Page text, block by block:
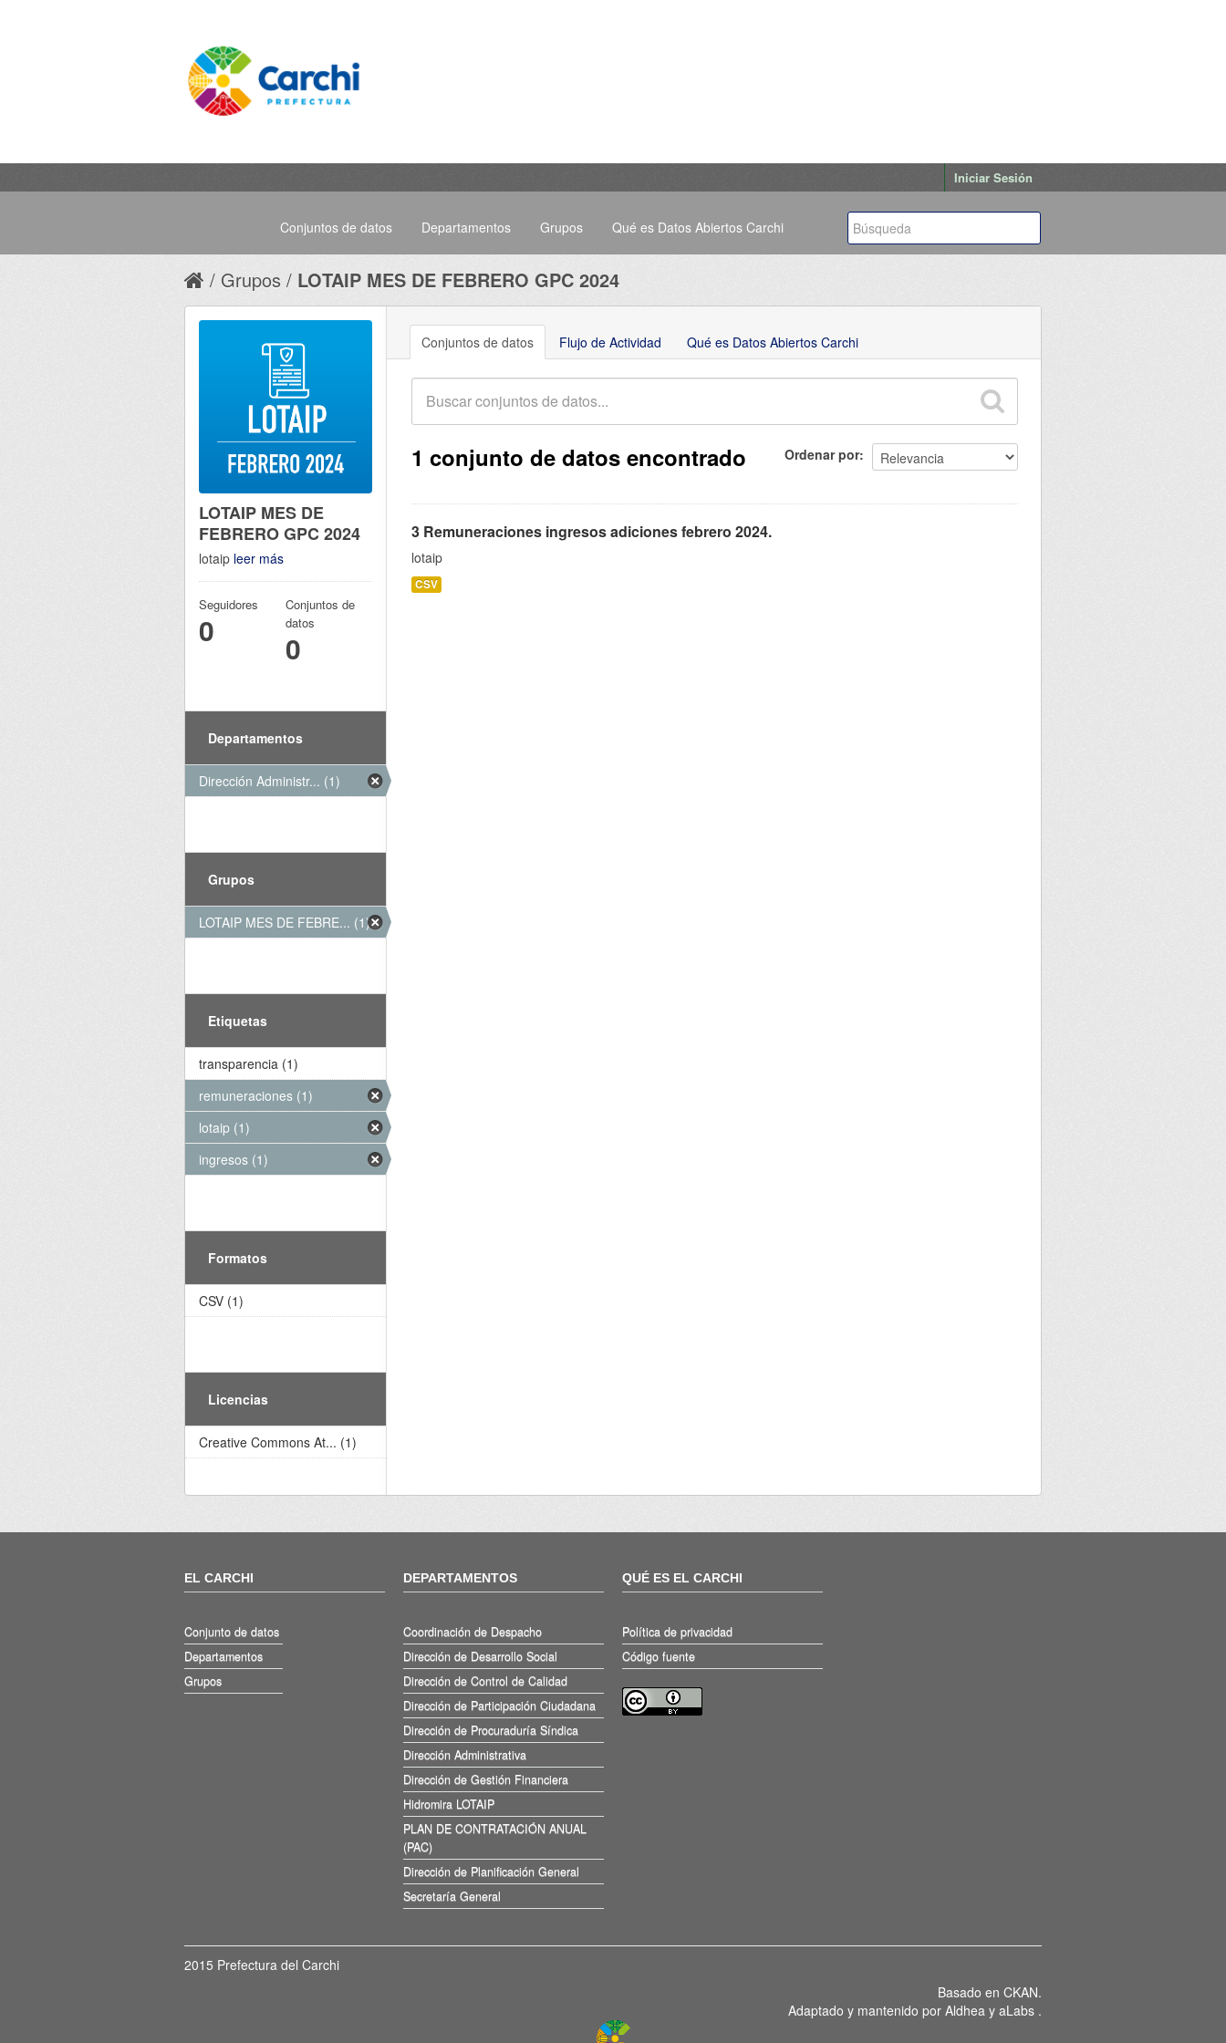
Iniciar Sesión
Conjuntos de datos Departamentos Grupos Qué es Datos Abiertos Carchi
Grupos LOTAIP MES DE FEBRERO GPC 2024
Conjuntos de datos Flujo de Actividad Qué es Datos Abiertos Carchi
Ordenar por
1 conjunto de datos encontrado
3 Remuneraciones ingresos adiciones febrero 2024.
lotaip
CSV
LOTAIP MES DE
FEBRERO GPC 2024
lotaip leer más
Seguidores
0
Conjuntos de
datos
0
Departamentos
Dirección Administr... (1)
Grupos
LOTAIP MES DE FEBRE... (1)
Etiquetas
transparencia (1)
remuneraciones (1)
lotaip (1)
ingresos (1)
Formatos
CSV (1)
Licencias
Creative Commons At... (1)
EL CARCHI
Conjunto de datos
Departamentos
Grupos
DEPARTAMENTOS
Coordinación de Despacho
Dirección de Desarrollo Social
Dirección de Control de Calidad
Dirección de Participación Ciudadana
Dirección de Procuraduría Síndica
Dirección Administrativa
Dirección de Gestión Financiera
Hidromira LOTAIP
PLAN DE CONTRATACIÓN ANUAL
(PAC)
Dirección de Planificación General
Secretaría General
QUÉ ES EL CARCHI
Política de privacidad
Código fuente
2015 Prefectura del Carchi
Basado en CKAN.
Adaptado y mantenido por Aldhea y aLabs .